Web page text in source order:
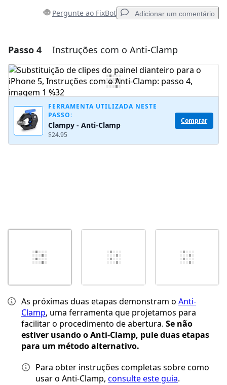
Pergunte ao FixBot Adicionar um comentário
Adicionar um comentário
Comentar
Postar comentário
Passo 4 Instruções com o Anti-Clamp
FERRAMENTA UTILIZADA NESTE
PASSO:
Clampy - Anti-Clamp
$24.95
Comprar
As próximas duas etapas demonstram o Anti-
Clamp, uma ferramenta que projetamos para
facilitar o procedimento de abertura. Se não
estiver usando o Anti-Clamp, pule duas etapas
para um método alternativo.
Para obter instruções completas sobre como
usar o Anti-Clamp, consulte este guia.